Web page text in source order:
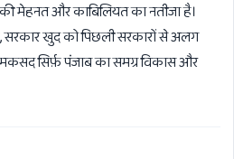
मेहनत और काबिलियत का नतीजा है।
सरकार खुद को पिछली सरकारों से अलग
सिर्फ़ पंजाब का समग्र विकास और